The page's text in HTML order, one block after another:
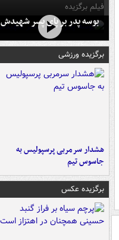
فیلم برگزیده
بوسه‌ پدر بر پای پسر شهیدش
برگزیده ورزشی
هشدار سرمربی پرسپولیس به
جاسوس تیم
برگزیده عکس